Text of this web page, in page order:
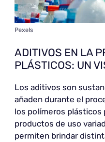
Pexels
ADITIVOS EN LA
PLÁSTICOS: UN
Los aditivos son
añaden durante el
los polímeros plásticos
productos de uso
permiten brindar